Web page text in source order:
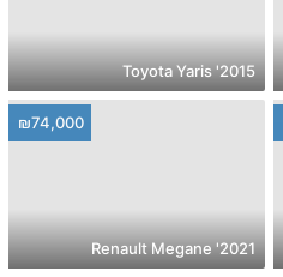
2015' Toyota Yaris
₪74,000
2021' Renault Megane